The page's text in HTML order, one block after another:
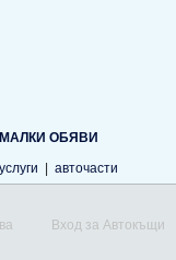
МАЛКИ ОБЯВИ
услуги
авточасти
Вход за Автокъщи